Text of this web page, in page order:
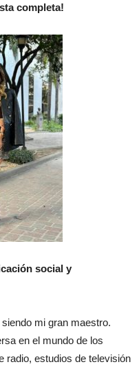
completa!
social y
mi gran maestro.
en el mundo de los
radio, estudios de televisión